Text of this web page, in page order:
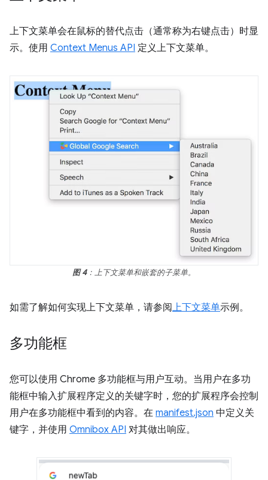
上下文菜单会在鼠标的替代点击（通常称为右键点击）时显
示。使用 Context Menus API 定义上下文菜单。
图 4：上下文菜单和嵌套的子菜单。
如需了解如何实现上下文菜单，请参阅上下文菜单示例。
多功能框
您可以使用 Chrome 多功能框与用户互动。当用户在多功
能框中输入扩展程序定义的关键字时，您的扩展程序会控制
用户在多功能框中看到的内容。在 manifest.json 中定义关
键字，并使用 Omnibox API 对其做出响应。